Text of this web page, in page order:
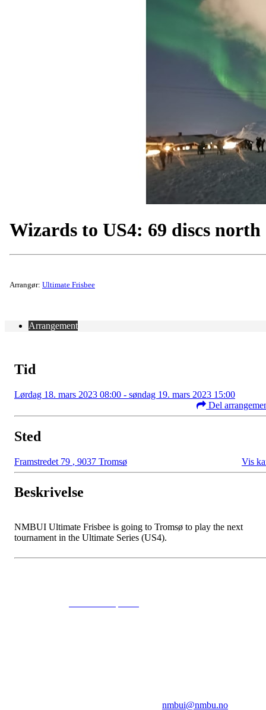
Wizards to US4: 69 discs north
Arrangør: Ultimate Frisbee
Arrangement
Tid
Lørdag 18. mars 2023 08:00 - søndag 19. mars 2023 15:00
Del
Sted
Framstredet 79 , 9037 Tromsø Vis
Beskrivelse
NMBUI Ultimate Frisbee is going to Tromsø to play the next
tournament in the Ultimate Series (US4).
nmbui@nmbu.no